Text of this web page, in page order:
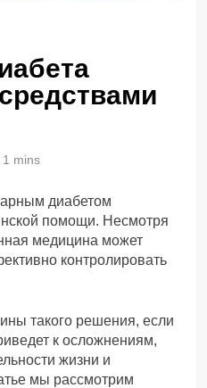
1 mins
диабетом
помощи. Несмотря
медицина может
контролировать
такого решения, если
к осложнениям,
жизни и
мы рассмотрим